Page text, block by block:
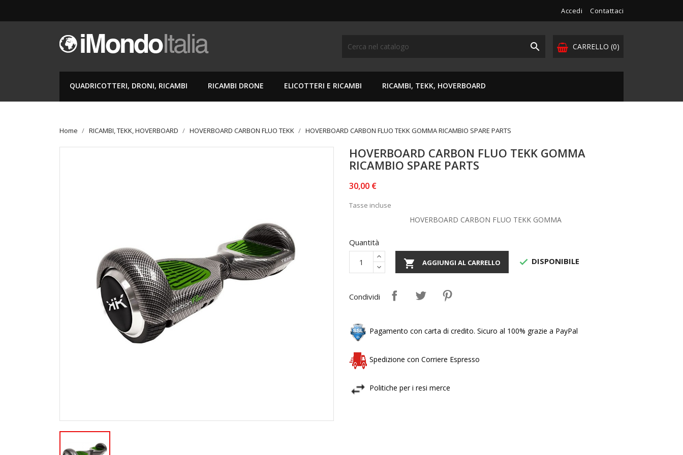
Accedi Contattaci
CARRELLO (0)

QUADRICOTTERI, DRONI, RICAMBI RICAMBI DRONE ELICOTTERI E RICAMBI RICAMBI, TEKK, HOVERBOARD
Home RICAMBI, TEKK, HOVERBOARD HOVERBOARD CARBON FLUO TEKK HOVERBOARD CARBON FLUO TEKK GOMMA RICAMBIO SPARE PARTS
HOVERBOARD CARBON FLUO TEKK GOMMA
RICAMBIO SPARE PARTS
30,00 €
Tasse incluse
HOVERBOARD CARBON FLUO TEKK GOMMA
Quantità
 AGGIUNGI AL CARRELLO  DISPONIBILE
Condividi
Pagamento con carta di credito. Sicuro al 100% grazie a PayPal
Spedizione con Corriere Espresso
Politiche per i resi merce